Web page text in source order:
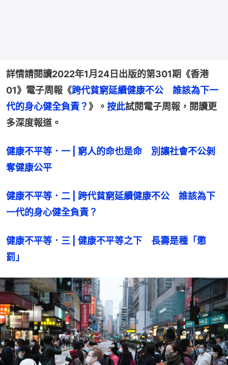
詳情請閱讀2022年1月24日出版的第301期《香港
01》電子周報《跨代貧窮延續健康不公　誰該為下一
代的身心健全負責？》。 按此試閱電子周報，閱讀更
多深度報道。
健康不平等．一 | 窮人的命也是命　別讓社會不公剝
奪健康公平
健康不平等．二 | 跨代貧窮延續健康不公　誰該為下
一代的身心健全負責？
健康不平等．三 | 健康不平等之下　長壽是種「懲
罰」